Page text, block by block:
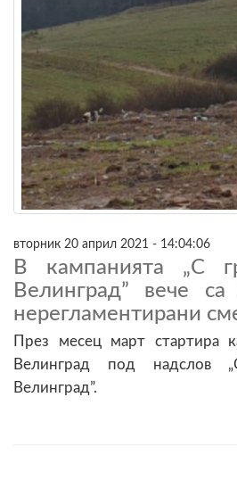
вторник 20 април 2021 - 14:04:06
В кампанията „С
Велинград” вече
нерегламентирани
През месец март стартира
Велинград под надслов
Велинград”.